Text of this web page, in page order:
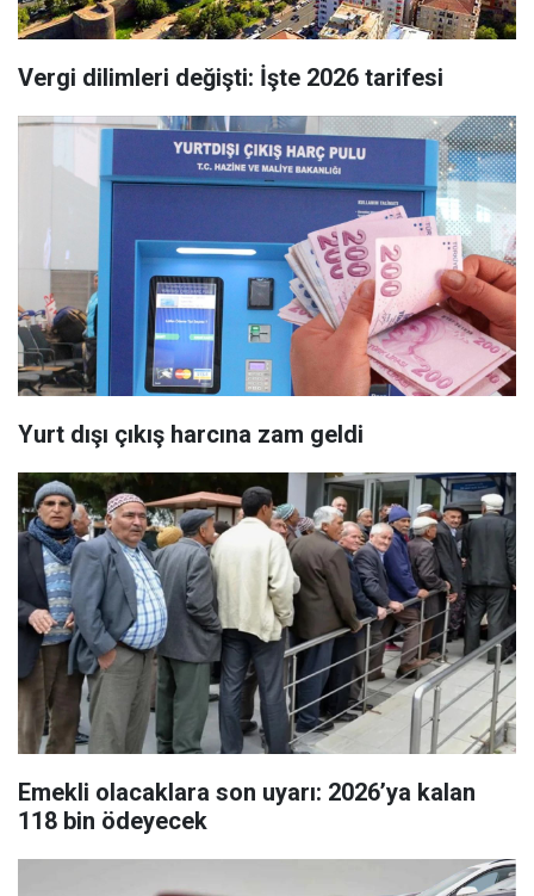
Vergi dilimleri değişti: İşte 2026 tarifesi
Yurt dışı çıkış harcına zam geldi
Emekli olacaklara son uyarı: 2026’ya kalan
118 bin ödeyecek